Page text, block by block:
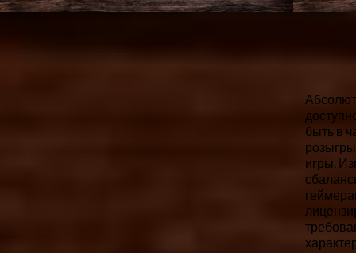
быть в
игры.